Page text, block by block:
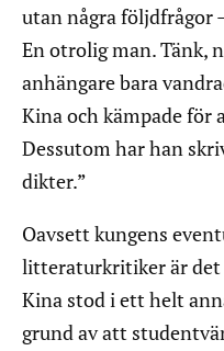
utan några följdfrågor
En otrolig man. Tänk,
anhängare bara
Kina och kämpade för
Dessutom har han
dikter.”
Oavsett kungens
litteraturkritiker är
Kina stod i ett helt
grund av att